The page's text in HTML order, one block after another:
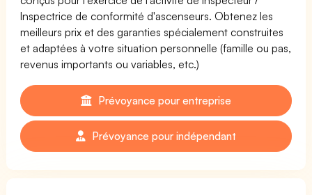
Inspectrice de conformité d'ascenseurs. Obtenez les
meilleurs prix et des garanties spécialement construites
et adaptées à votre situation personnelle (famille ou pas,
revenus importants ou variables, etc.)
Prévoyance pour entreprise
Prévoyance pour indépendant